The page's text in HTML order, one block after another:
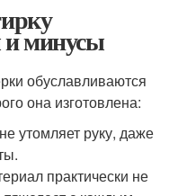
минусы
обуславливаются
она изготовлена:
утомляет руку, даже
практически не